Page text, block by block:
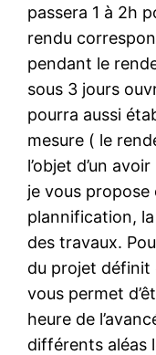
passera 1 à 2h
rendu
pendant le
sous 3 jours
pourra aussi
mesure ( le
l’objet d’un
je vous propose
plannification,
des travaux.
du projet définit
vous permet
heure de
différents aléas